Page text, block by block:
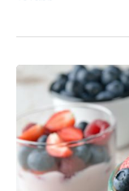
Alacsony
szénhidráttartalmú
gyümölcsök